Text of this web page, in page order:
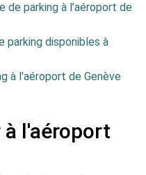
de parking à l’aéroport de
parking disponibles à
à l'aéroport de Genève
à l'aéroport